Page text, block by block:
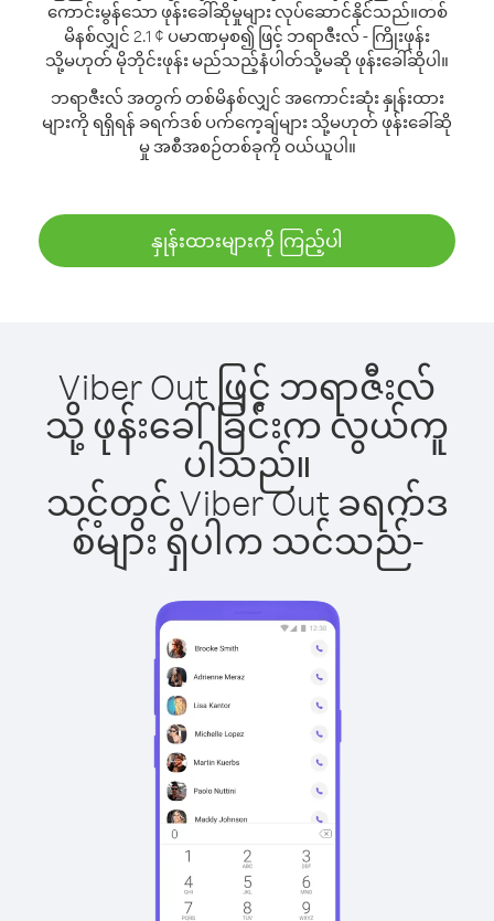
ကောင်းမွန်သော ဖုန်းခေါ်ဆိုမှုများ လုပ်ဆောင်နိုင်သည်။တစ်
မိနစ်လျှင် 2.1 ¢ ပမာဏမှစ၍ ဖြင့် ဘရာဇီးလ် - ကြိုးဖုန်း
သို့မဟုတ် မိုဘိုင်းဖုန်း မည်သည့်နံပါတ်သို့မဆို ဖုန်းခေါ်ဆိုပါ။
ဘရာဇီးလ် အတွက် တစ်မိနစ်လျှင် အကောင်းဆုံး နှုန်းထား
များကို ရရှိရန် ခရက်ဒစ် ပက်ကေ့ချ်များ သို့မဟုတ် ဖုန်းခေါ်ဆို
မှု အစီအစဉ်တစ်ခုကို ဝယ်ယူပါ။
နှုန်းထားများကို ကြည့်ပါ
Viber Out ဖြင့် ဘရာဇီးလ်
သို့ ဖုန်းခေါ်ခြင်းက လွယ်ကူ
ပါသည်။
သင့်တွင် Viber Out ခရက်ဒ
စ်များ ရှိပါက သင်သည်-